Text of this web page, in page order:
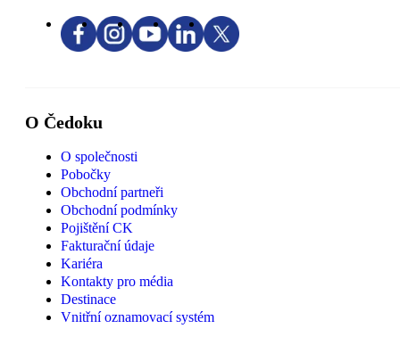
O Čedoku
O společnosti
Pobočky
Obchodní partneři
Obchodní podmínky
Pojištění CK
Fakturační údaje
Kariéra
Kontakty pro média
Destinace
Vnitřní oznamovací systém